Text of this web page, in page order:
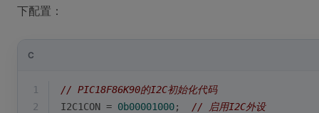
下配置：
C
1
// PIC18F86K90的I2C初始化代码
2
I2C1CON = 0b00001000; // 启用I2C外设